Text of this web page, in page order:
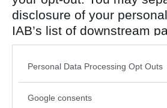
disclosure of your
IAB’s list of downstream
also be disclosed by us
Downstream Participants
Please note that this
Personal Data Processing Opt Outs
Google consents
Antal inlägg:
- Ej medlem längre
Antal inlägg:
Vad sa RZ efter dessa äktenskap?
Man kan löda den.